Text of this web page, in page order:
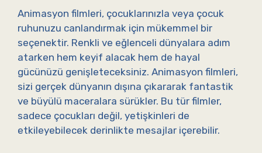
Animasyon filmleri, çocuklarınızla veya çocuk
ruhunuzu canlandırmak için mükemmel bir
seçenektir. Renkli ve eğlenceli dünyalara adım
atarken hem keyif alacak hem de hayal
gücünüzü genişleteceksiniz. Animasyon filmleri,
sizi gerçek dünyanın dışına çıkararak fantastik
ve büyülü maceralara sürükler. Bu tür filmler,
sadece çocukları değil, yetişkinleri de
etkileyebilecek derinlikte mesajlar içerebilir.